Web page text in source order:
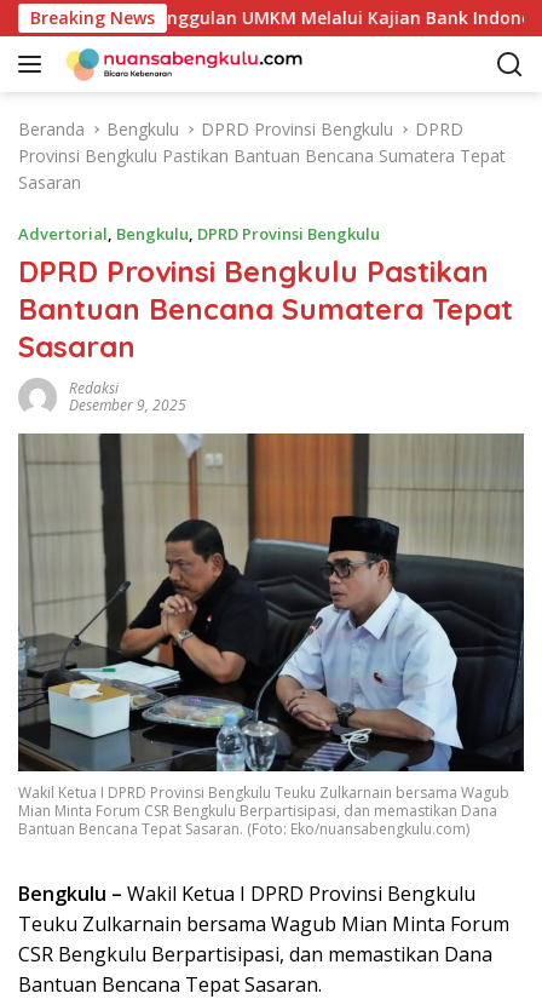
a
Breaking News
Produk Unggulan UMKM Melalui Kajian Bank Indonesia
Beranda Bengkulu DPRD Provinsi Bengkulu
DPRD
Provinsi Bengkulu Pastikan Bantuan Bencana Sumatera Tepat
Sasaran
Advertorial, Bengkulu, DPRD Provinsi Bengkulu
DPRD Provinsi Bengkulu Pastikan
Bantuan Bencana Sumatera Tepat
Sasaran
Redaksi
Desember 9, 2025
Wakil Ketua I DPRD Provinsi Bengkulu Teuku Zulkarnain bersama Wagub
Mian Minta Forum CSR Bengkulu Berpartisipasi, dan memastikan Dana
Bantuan Bencana Tepat Sasaran. (Foto: Eko/nuansabengkulu.com)
Bengkulu – Wakil Ketua I DPRD Provinsi Bengkulu
Teuku Zulkarnain bersama Wagub Mian Minta Forum
CSR Bengkulu Berpartisipasi, dan memastikan Dana
Bantuan Bencana Tepat Sasaran.